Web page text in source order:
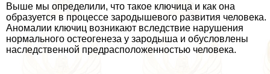
Выше мы определили, что такое ключица и как она
образуется в процессе зародышевого развития человека.
Аномалии ключиц возникают вследствие нарушения
нормального остеогенеза у зародыша и обусловлены
наследственной предрасположенностью человека.